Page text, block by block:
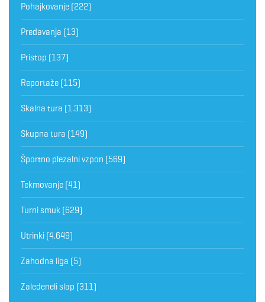
Pohajkovanje (222)
Predavanja (13)
Pristop (137)
Reportaže (115)
Skalna tura (1.313)
Skupna tura (149)
Športno plezalni vzpon (569)
Tekmovanje (41)
Turni smuk (629)
Utrinki (4.649)
Zahodna liga (5)
Zaledeneli slap (311)